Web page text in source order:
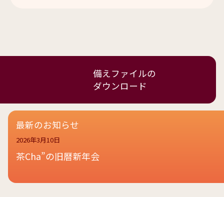
備えファイルの
ダウンロード
最新のお知らせ
2026年3月10日
茶Cha”の旧暦新年会